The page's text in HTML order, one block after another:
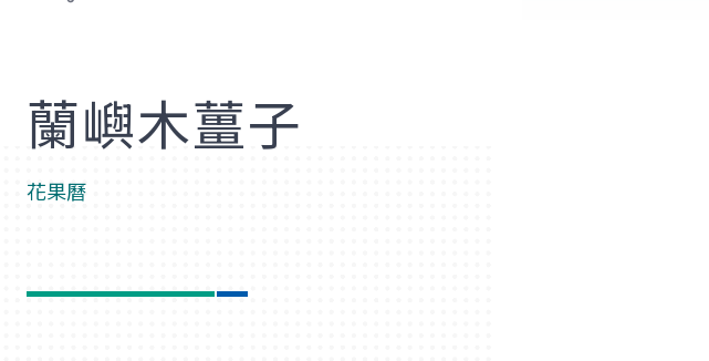
蘭嶼木薑子
花果曆